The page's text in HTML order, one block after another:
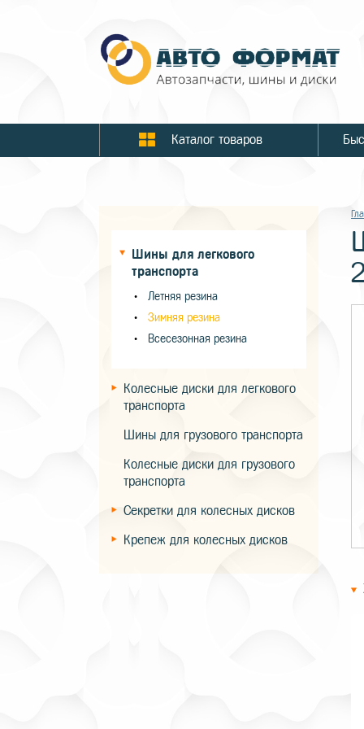
Каталог товаров
Шины для легкового
транспорта
Летняя резина
Зимняя резина
Всесезонная резина
Колесные диски для легкового
транспорта
Шины для грузового транспорта
Колесные диски для грузового
транспорта
Секретки для колесных дисков
Крепеж для колесных дисков